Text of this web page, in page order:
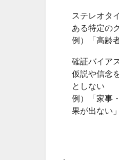
ステレオタ
ある特定の
例）「高齢
確証バイア
仮説や信念
としない
例）「家事
果が出ない」